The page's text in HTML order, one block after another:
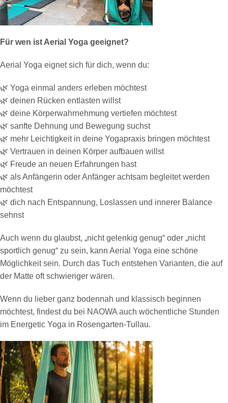
Für wen ist Aerial Yoga geeignet?
Aerial Yoga eignet sich für dich, wenn du:
🌿 Yoga einmal anders erleben möchtest
🌿 deinen Rücken entlasten willst
🌿 deine Körperwahrnehmung vertiefen möchtest
🌿 sanfte Dehnung und Bewegung suchst
🌿 mehr Leichtigkeit in deine Yogapraxis bringen möchtest
🌿 Vertrauen in deinen Körper aufbauen willst
🌿 Freude an neuen Erfahrungen hast
🌿 als Anfängerin oder Anfänger achtsam begleitet werden
möchtest
🌿 dich nach Entspannung, Loslassen und innerer Balance
sehnst
Auch wenn du glaubst, „nicht gelenkig genug“ oder „nicht
sportlich genug“ zu sein, kann Aerial Yoga eine schöne
Möglichkeit sein. Durch das Tuch entstehen Varianten, die auf
der Matte oft schwieriger wären.
Wenn du lieber ganz bodennah und klassisch beginnen
möchtest, findest du bei NAOWA auch wöchentliche Stunden
im Energetic Yoga in Rosengarten-Tullau.